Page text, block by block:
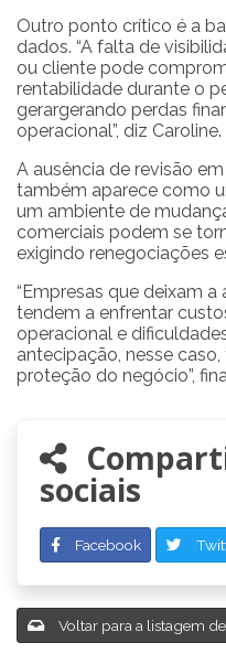
Outro ponto crítico é a
dados. “A falta de
ou cliente pode
rentabilidade durante o
gerargerando perdas
operacional”, diz Caroline.
A ausência de revisão
também aparece como
um ambiente de
comerciais podem se
exigindo renegociações
“Empresas que deixam
tendem a enfrentar
operacional e
antecipação, nesse
proteção do negócio”,
sociais
Facebook
Voltar para a listagem